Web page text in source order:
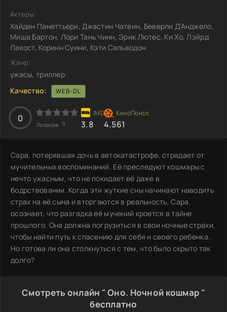
Актеры:
Хайден Панеттьери, Джастин Чатвин, Беверли Д’Анджело,
Миша Бартон, Лори Тань Чинн, Эрик Лютес, Ки Хо, Лэйрд
Лакост, Коринн Суини, Кэти Сальводон
Жанр:
ужасы, триллер
Качество:
WEB-DL
0
Голосов: 0 3.8 4.561
Сара, потерявшая дочь в автокатастрофе, страдает от
мучительных воспоминаний. Её преследуют кошмары с
нечто ужасным, что не покидает её даже в
бодрствовании. Когда эти жуткие сны начинают наводить
страх на её сына и вторгаются в реальность, Сара
осознает, что разгадка её мучений кроется в тайне
прошлого. Она должна погрузиться в свои ночные страхи,
чтобы найти путь к спасению для себя и своего ребенка.
Но готова ли она столкнуться с тем, что было скрыто так
долго?
Смотреть онлайн " Оно. Ночной кошмар "
бесплатно